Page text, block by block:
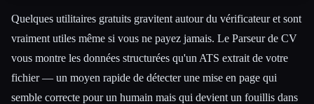
Quelques utilitaires gratuits gravitent autour du vérificateur et sont
vraiment utiles même si vous ne payez jamais. Le Parseur de CV
vous montre les données structurées qu'un ATS extrait de votre
fichier — un moyen rapide de détecter une mise en page qui
semble correcte pour un humain mais qui devient un fouillis dans